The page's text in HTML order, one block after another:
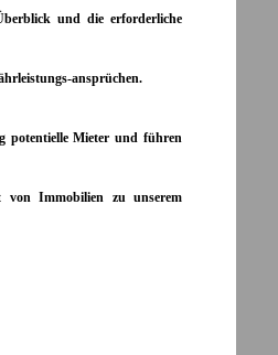
und die erforderliche
ansprüchen.
potentielle Mieter und führen
von Immobilien zu unserem